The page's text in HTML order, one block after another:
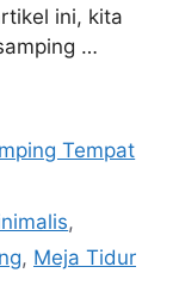
ini, kita
…
Tempat
,
, Meja Tidur